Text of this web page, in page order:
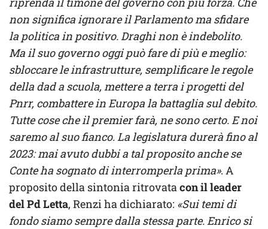
non significa ignorare il Parlamento ma sfidare
la politica in positivo. Draghi non è indebolito.
Ma il suo governo oggi può fare di più e meglio:
sbloccare le infrastrutture, semplificare le regole
della dad a scuola, mettere a terra i progetti del
Pnrr, combattere in Europa la battaglia sul debito.
Tutte cose che il premier farà, ne sono certo. E noi
saremo al suo fianco. La legislatura durerà fino al
2023: mai avuto dubbi a tal proposito anche se
Conte ha sognato di interromperla prima». A
proposito della sintonia ritrovata con il leader
del Pd Letta, Renzi ha dichiarato: «Sui temi di
fondo siamo sempre dalla stessa parte. Enrico si